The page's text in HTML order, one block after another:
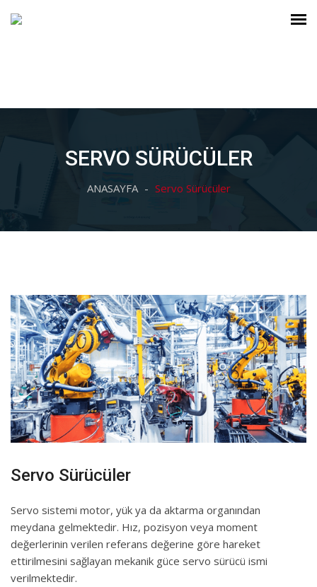
SERVO SÜRÜCÜLER
ANASAYFA Servo Sürücüler
Servo Sürücüler
Servo sistemi motor, yük ya da aktarma organından
meydana gelmektedir. Hız, pozisyon veya moment
değerlerinin verilen referans değerine göre hareket
ettirilmesini sağlayan mekanik güce servo sürücü ismi
verilmektedir.